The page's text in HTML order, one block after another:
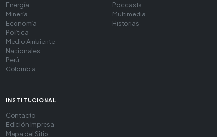
Energía
Minería
Economía
Política
Medio Ambiente
Nacionales
Perú
Colombia
Podcasts
Multimedia
Historias
INSTITUCIONAL
Contacto
Edición Impresa
Mapa del Sitio